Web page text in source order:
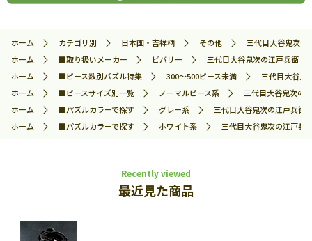
ホーム カテゴリ別 日本画・吉祥柄 その他
三代目大谷鬼次
ホーム
■取り扱いメーカー ビバリー
三代目大谷鬼次の江戸兵衛
ホーム
■ピース数別パズル特集 300～500ピース未満
三代目大谷
ホーム
■ピースサイズ別一覧 ノーマルピース系
三代目大谷鬼次の
ホーム
■パズルカラーで探す グレー系
三代目大谷鬼次の江戸兵
ホーム
■パズルカラーで探す ホワイト系 三代目大谷鬼次の江戸
Recently viewed
最近見た商品